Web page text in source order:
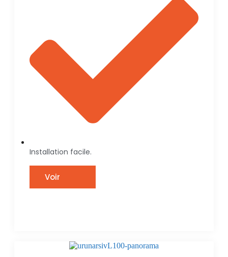
Installation facile.
Voir